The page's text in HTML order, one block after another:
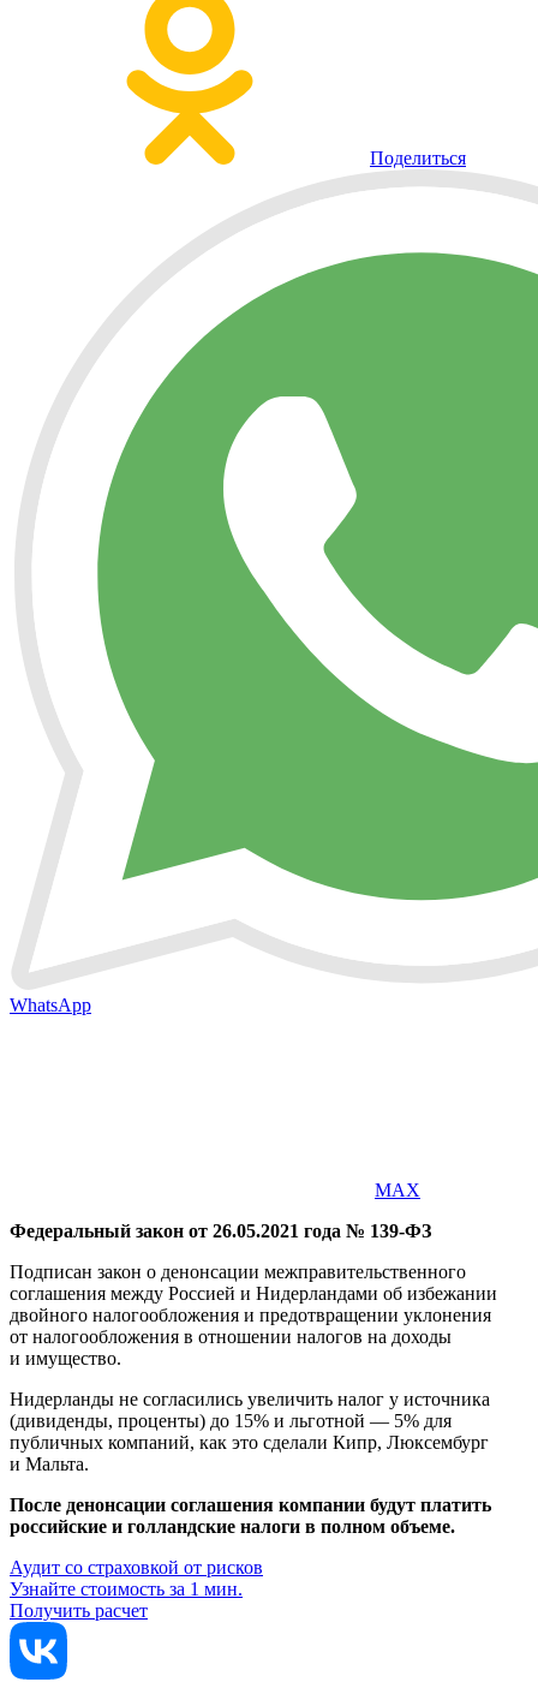
Поделиться
WhatsApp
MAX
Федеральный закон от 26.05.2021 года № 139-ФЗ
Подписан закон о денонсации межправительственного
соглашения между Россией и Нидерландами об избежании
двойного налогообложения и предотвращении уклонения
от налогообложения в отношении налогов на доходы
и имущество.
Нидерланды не согласились увеличить налог у источника
(дивиденды, проценты) до 15% и льготной — 5% для
публичных компаний, как это сделали Кипр, Люксембург
и Мальта.
После денонсации соглашения компании будут платить
российские и голландские налоги в полном объеме.
Аудит со страховкой от рисков
Узнайте стоимость за 1 мин.
Получить расчет